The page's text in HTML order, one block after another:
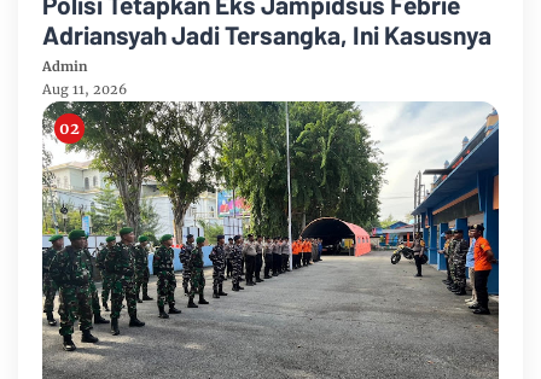
Adriansyah Jadi Tersangka, Ini Kasusnya
Admin
Aug 11, 2026